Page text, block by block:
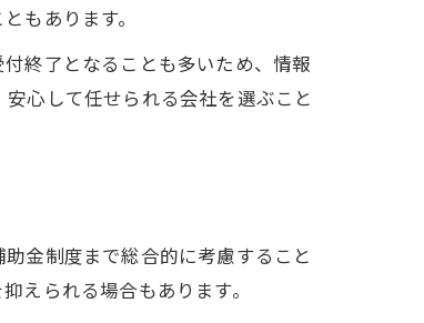
もあります。
終了となることも多いため、情報
心して任せられる会社を選ぶこと
金制度まで総合的に考慮すること
えられる場合もあります。